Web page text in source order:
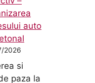
auto
2026
si
paza la